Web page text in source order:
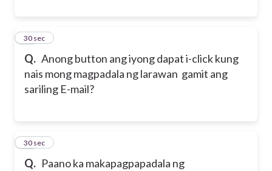
Q. Anong button ang iyong dapat i-click kung
nais mong magpadala ng larawan gamit ang
sariling E-mail?
36
30 sec
Q. Paano ka makapagpapadala ng
37
30 sec